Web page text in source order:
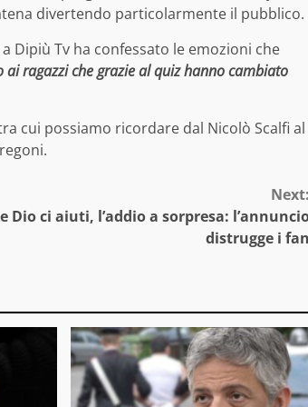
divertendo particolarmente il pubblico.
Dipiù Tv ha confessato le emozioni che
ragazzi che grazie al quiz hanno cambiato
cui possiamo ricordare dal Nicolò Scalfi al
Next:
Dio ci aiuti, l’addio a sorpresa:
distrugge i fan